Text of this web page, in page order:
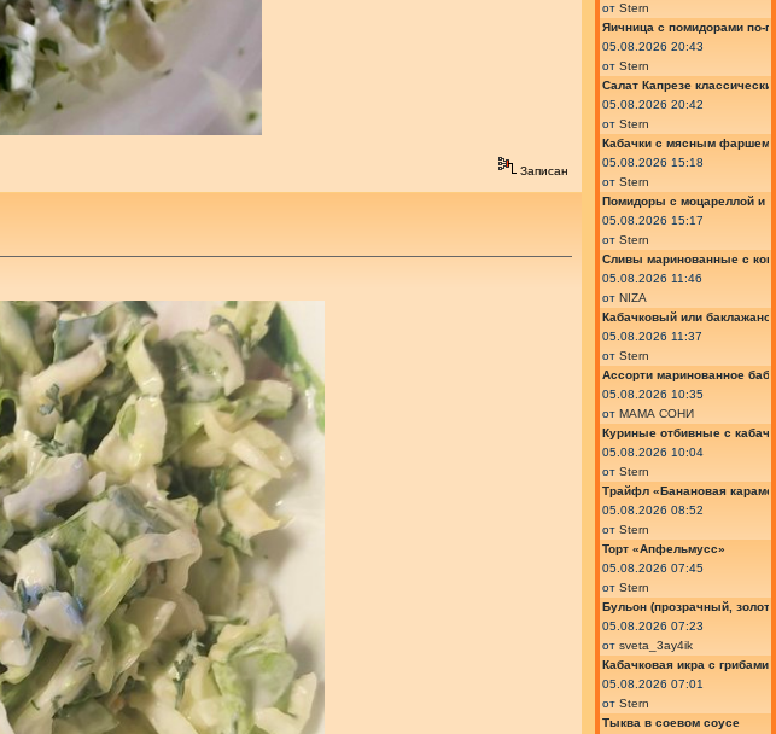
Записан
от Stern
Яичница с помидорами по-
05.08.2026 20:43
от Stern
Салат Капрезе
05.08.2026 20:42
от Stern
Кабачки с мясным фаршем
05.08.2026 15:18
от Stern
Помидоры с моцареллой и
05.08.2026 15:17
от Stern
Сливы маринованные с
05.08.2026 11:46
от NIZA
Кабачковый или
05.08.2026 11:37
от Stern
Ассорти маринованное
05.08.2026 10:35
от МАМА СОНИ
Куриные отбивные с
05.08.2026 10:04
от Stern
Трайфл «Банановая
05.08.2026 08:52
от Stern
Торт «Апфельмусс»
05.08.2026 07:45
от Stern
Бульон (прозрачный,
05.08.2026 07:23
от sveta_3ay4ik
Кабачковая икра с грибами
05.08.2026 07:01
от Stern
Тыква в соевом соусе